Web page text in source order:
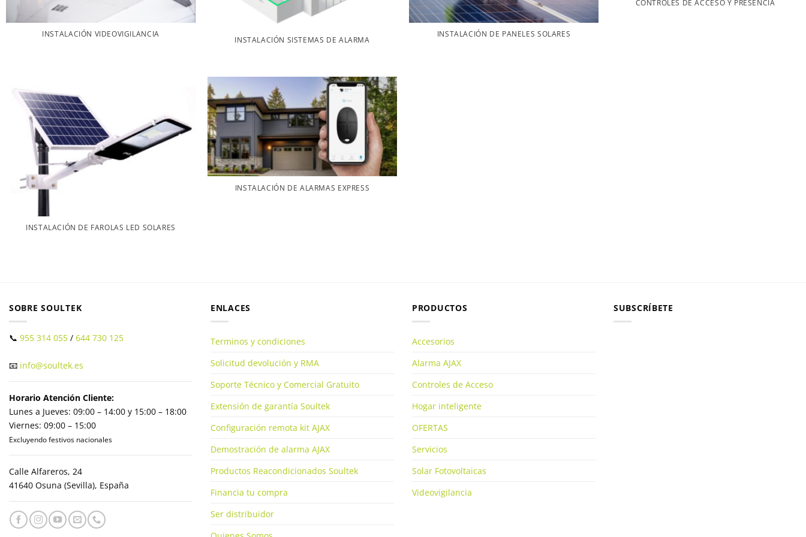
INSTALACIÓN VIDEOVIGILANCIA
INSTALACIÓN SISTEMAS DE ALARMA
INSTALACIÓN DE PANELES SOLARES
CONTROLES DE ACCESO Y PRESENCIA
INSTALACIÓN DE FAROLAS LED SOLARES
INSTALACIÓN DE ALARMAS EXPRESS
SOBRE SOULTEK
📞 955 314 055 / 644 730 125
📧 info@soultek.es
Horario Atención Cliente:
Lunes a Jueves: 09:00 – 14:00 y 15:00 – 18:00
Viernes: 09:00 – 15:00
Excluyendo festivos nacionales
Calle Alfareros, 24
41640 Osuna (Sevilla), España
ENLACES
Terminos y condiciones
Solicitud devolución y RMA
Soporte Técnico y Comercial Gratuito
Extensión de garantía Soultek
Configuración remota kit AJAX
Demostración de alarma AJAX
Productos Reacondicionados Soultek
Financia tu compra
Ser distribuidor
PRODUCTOS
Accesorios
Alarma AJAX
Controles de Acceso
Hogar inteligente
OFERTAS
Servicios
Solar Fotovoltaicas
Videovigilancia
SUBSCRÍBETE